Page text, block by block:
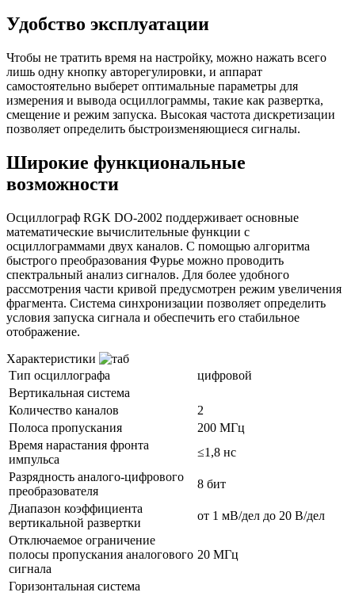
Удобство эксплуатации
Чтобы не тратить время на настройку, можно нажать всего
лишь одну кнопку авторегулировки, и аппарат
самостоятельно выберет оптимальные параметры для
измерения и вывода осциллограммы, такие как развертка,
смещение и режим запуска. Высокая частота дискретизации
позволяет определить быстроизменяющиеся сигналы.
Широкие функциональные
возможности
Осциллограф RGK DO-2002 поддерживает основные
математические вычислительные функции с
осциллограммами двух каналов. С помощью алгоритма
быстрого преобразования Фурье можно проводить
спектральный анализ сигналов. Для более удобного
рассмотрения части кривой предусмотрен режим увеличения
фрагмента. Система синхронизации позволяет определить
условия запуска сигнала и обеспечить его стабильное
отображение.
Характеристики
Тип осциллографа
цифровой
Вертикальная система
Количество каналов
2
Полоса пропускания
200 МГц
Время нарастания фронта
импульса
≤1,8 нс
Разрядность аналого-цифрового
преобразователя
8 бит
Диапазон коэффициента
вертикальной развертки
от 1 мВ/дел до 20 В/дел
Отключаемое ограничение
полосы пропускания аналогового
сигнала
20 МГц
Горизонтальная система